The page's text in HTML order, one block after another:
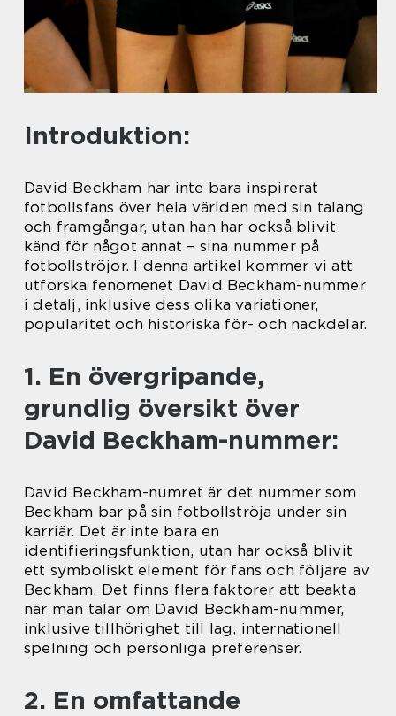
Introduktion:
David Beckham har inte bara inspirerat
fotbollsfans över hela världen med sin talang
och framgångar, utan han har också blivit
känd för något annat – sina nummer på
fotbollströjor. I denna artikel kommer vi att
utforska fenomenet David Beckham-nummer
i detalj, inklusive dess olika variationer,
popularitet och historiska för- och nackdelar.
1. En övergripande,
grundlig översikt över
David Beckham-nummer:
David Beckham-numret är det nummer som
Beckham bar på sin fotbollströja under sin
karriär. Det är inte bara en
identifieringsfunktion, utan har också blivit
ett symboliskt element för fans och följare av
Beckham. Det finns flera faktorer att beakta
när man talar om David Beckham-nummer,
inklusive tillhörighet till lag, internationell
spelning och personliga preferenser.
2. En omfattande